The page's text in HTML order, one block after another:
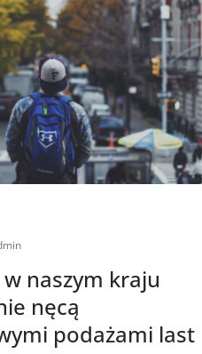
naszym kraju
nęcą
podażami last